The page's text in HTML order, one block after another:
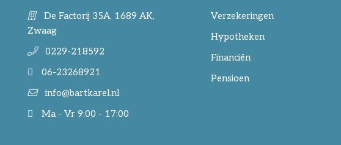
De Factorij 35A, 1689 AK,
Zwaag
0229-218592
06-23268921
info@bartkarel.nl
Ma - Vr 9:00 - 17:00
Verzekeringen
Hypotheken
Financiën
Pensioen